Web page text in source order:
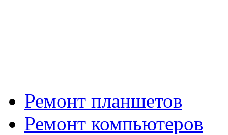
Ремонт планшетов
Ремонт компьютеров